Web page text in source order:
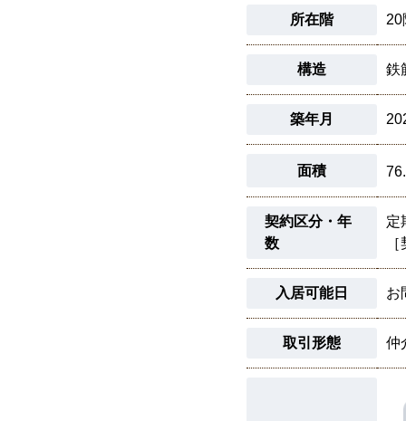
所在階 20
構造 鉄
築年月
面積
契約区分・年
数
定
入居可能日 お
取引形態 仲